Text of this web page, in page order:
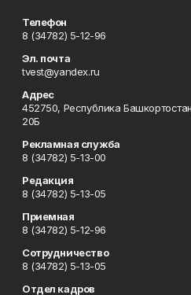
Телефон
8 (34782) 5-12-96
Эл. почта
tvest@yandex.ru
Адрес
452750, Республика
20Б
Рекламная служба
8 (34782) 5-13-00
Редакция
8 (34782) 5-13-05
Приемная
8 (34782) 5-12-96
Сотрудничество
8 (34782) 5-13-05
Отдел кадров